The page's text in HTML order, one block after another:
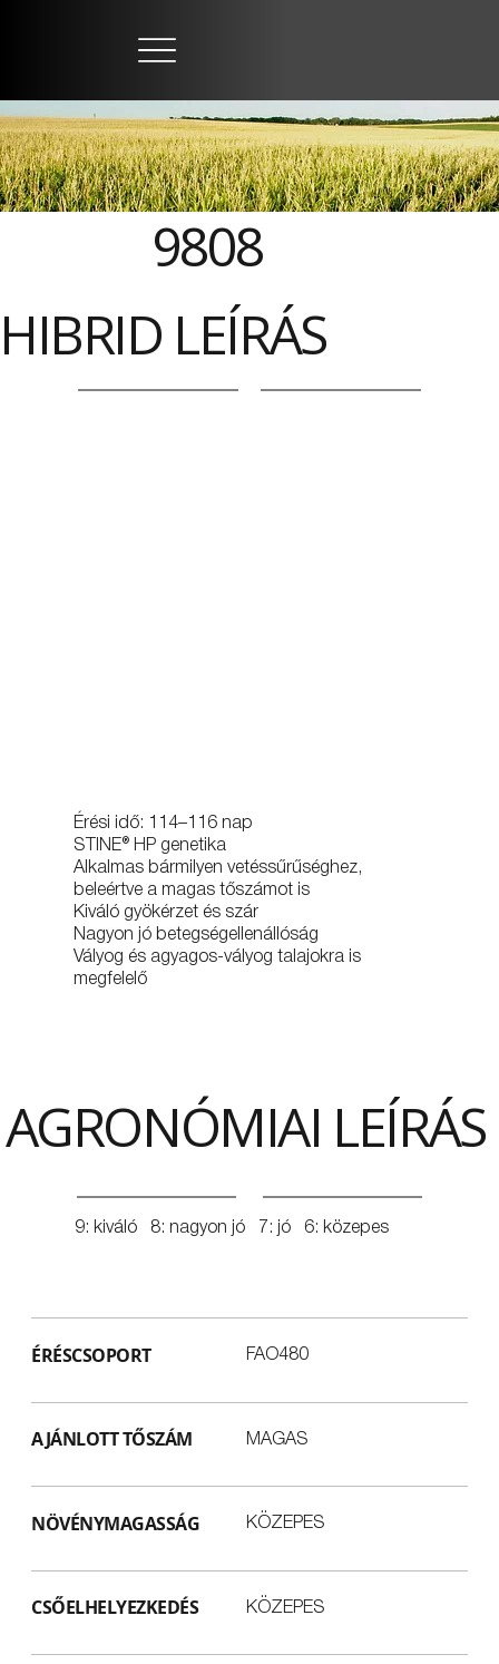
Érési idő: 114–116 nap
STINE® HP genetika
Alkalmas bármilyen vetéssűrűséghez,
beleértve a magas tőszámot is
Kiváló gyökérzet és szár
Nagyon jó betegségellenállóság
Vályog és agyagos-vályog talajokra is
megfelelő
9808
LEÍRÁS
AGRONÓMIAI LEÍRÁS
9: kiváló 8: nagyon jó 7: jó 6: közepes
ÉRÉSCSOPORT FAO480
AJÁNLOTT TŐSZÁM MAGAS
NÖVÉNYMAGASSÁG KÖZEPES
CSŐELHELYEZKEDÉS KÖZEPES